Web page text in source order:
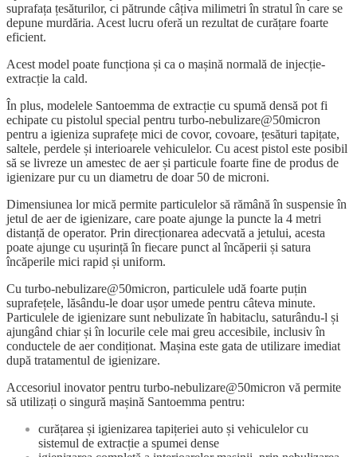
suprafața țesăturilor, ci pătrunde câțiva milimetri în stratul în care se
depune murdăria. Acest lucru oferă un rezultat de curățare foarte
eficient.
Acest model poate funcționa și ca o mașină normală de injecție-
extracție la cald.
În plus, modelele Santoemma de extracție cu spumă densă pot fi
echipate cu pistolul special pentru turbo-nebulizare@50micron
pentru a igieniza suprafețe mici de covor, covoare, țesături tapițate,
saltele, perdele și interioarele vehiculelor. Cu acest pistol este posibil
să se livreze un amestec de aer și particule foarte fine de produs de
igienizare pur cu un diametru de doar 50 de microni.
Dimensiunea lor mică permite particulelor să rămână în suspensie în
jetul de aer de igienizare, care poate ajunge la puncte la 4 metri
distanță de operator. Prin direcționarea adecvată a jetului, acesta
poate ajunge cu ușurință în fiecare punct al încăperii și satura
încăperile mici rapid și uniform.
Cu turbo-nebulizare@50micron, particulele udă foarte puțin
suprafețele, lăsându-le doar ușor umede pentru câteva minute.
Particulele de igienizare sunt nebulizate în habitaclu, saturându-l și
ajungând chiar și în locurile cele mai greu accesibile, inclusiv în
conductele de aer condiționat. Mașina este gata de utilizare imediat
după tratamentul de igienizare.
Accesoriul inovator pentru turbo-nebulizare@50micron vă permite
să utilizați o singură mașină Santoemma pentru:
curățarea și igienizarea tapițeriei auto și vehiculelor cu
sistemul de extracție a spumei dense